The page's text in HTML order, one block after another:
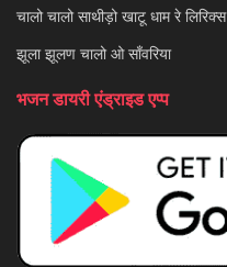
चालो चालो साथीड़ो खाटू धाम रे लिरिक्स
झूला झूलण चालो ओ साँवरिया
भजन डायरी एंड्राइड एप्प